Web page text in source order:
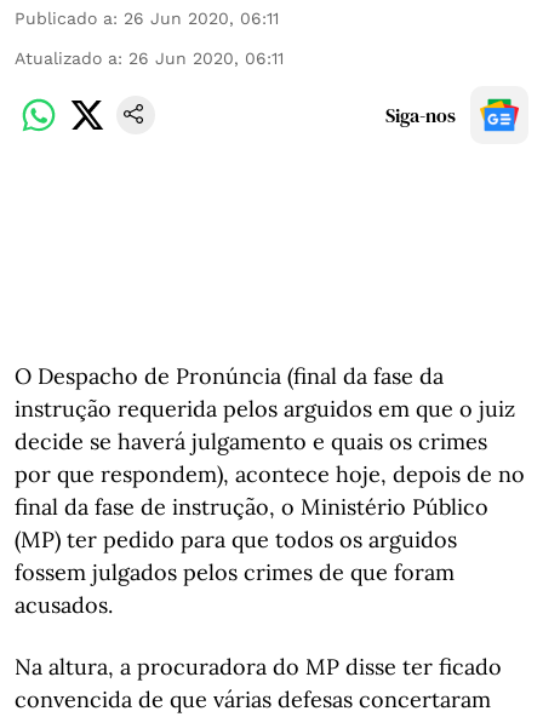
Publicado a: 26 Jun 2020, 06:11
Atualizado a: 26 Jun 2020, 06:11
Siga-nos
O Despacho de Pronúncia (final da fase da
instrução requerida pelos arguidos em que o juiz
decide se haverá julgamento e quais os crimes
por que respondem), acontece hoje, depois de no
final da fase de instrução, o Ministério Público
(MP) ter pedido para que todos os arguidos
fossem julgados pelos crimes de que foram
acusados.
Na altura, a procuradora do MP disse ter ficado
convencida de que várias defesas concertaram